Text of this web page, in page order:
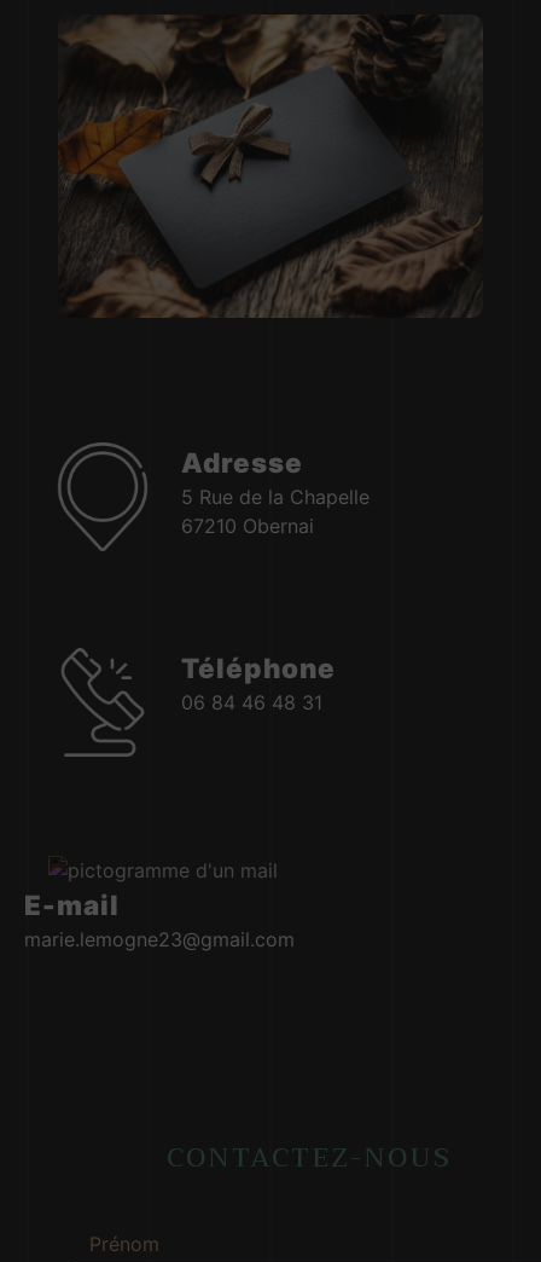
Adresse
5 Rue de la Chapelle
67210 Obernai
Téléphone
06 84 46 48 31
E-mail
marie.lemogne23@gmail.com
CONTACTEZ-NOUS